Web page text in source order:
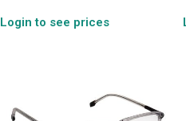
Login to see prices